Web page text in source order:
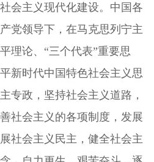
会主义现代化建设。中国各
党领导下，在马克思列宁主
理论、“三个代表”重要思
新时代中国特色社会主义思
专政，坚持社会主义道路，
社会主义的各项制度，发展
社会主义民主，健全社会主